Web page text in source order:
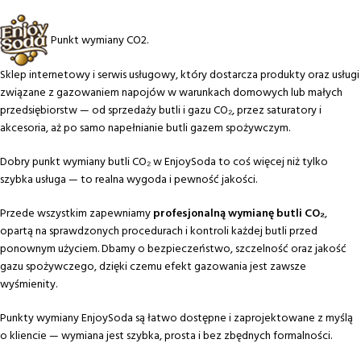
Punkt wymiany CO2.
Sklep internetowy i serwis usługowy, który dostarcza produkty oraz usługi
związane z gazowaniem napojów w warunkach domowych lub małych
przedsiębiorstw — od sprzedaży butli i gazu CO₂, przez saturatory i
akcesoria, aż po samo napełnianie butli gazem spożywczym.
Dobry punkt wymiany butli CO₂ w EnjoySoda to coś więcej niż tylko
szybka usługa — to realna wygoda i pewność jakości.
Przede wszystkim zapewniamyprofesjonalną wymianę butli CO₂,
opartą na sprawdzonych procedurach i kontroli każdej butli przed
ponownym użyciem. Dbamy o bezpieczeństwo, szczelność oraz jakość
gazu spożywczego, dzięki czemu efekt gazowania jest zawsze
wyśmienity.
Punkty wymiany EnjoySoda są łatwo dostępne i zaprojektowane z myślą
o kliencie — wymiana jest szybka, prosta i bez zbędnych formalności.